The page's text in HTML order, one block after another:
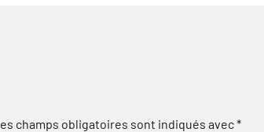
champs obligatoires sont indiqués avec*